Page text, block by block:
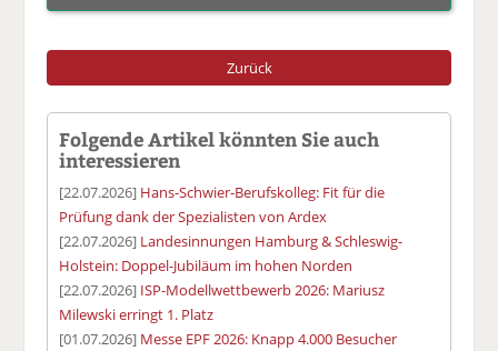
Zurück
Folgende Artikel könnten Sie auch
interessieren
[22.07.2026] Hans-Schwier-Berufskolleg: Fit für die
Prüfung dank der Spezialisten von Ardex
[22.07.2026] Landesinnungen Hamburg & Schleswig-
Holstein: Doppel-Jubiläum im hohen Norden
[22.07.2026] ISP-Modellwettbewerb 2026: Mariusz
Milewski erringt 1. Platz
[01.07.2026] Messe EPF 2026: Knapp 4.000 Besucher